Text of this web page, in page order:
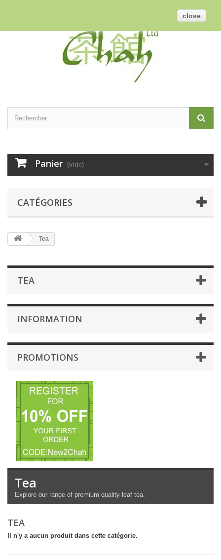
Connexion
Panier (vide)
CATÉGORIES
Tea
TEA
INFORMATION
PROMOTIONS
Tea
Explore our range of premium quality leaf tea.
TEA
Il n'y a aucun produit dans cette catégorie.
close